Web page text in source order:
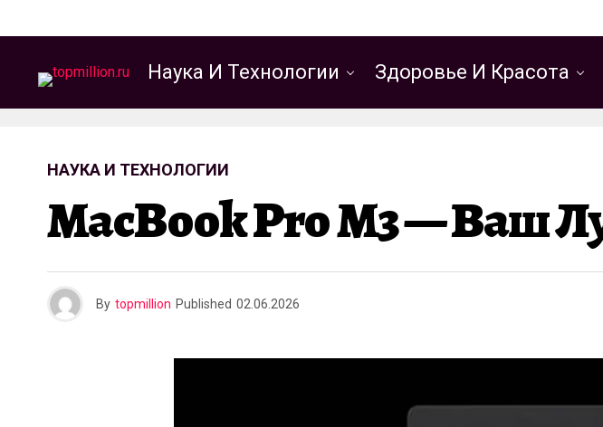
Наука И Технологии Здоровье И Красота
НАУКА И ТЕХНОЛОГИИ
MacBook Pro M3 — Ваш
By topmillion Published 02.06.2026